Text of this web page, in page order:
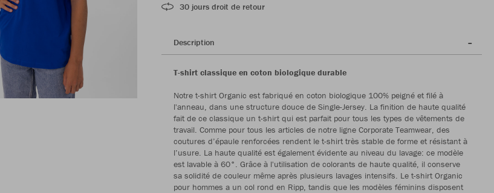
30 jours droit de retour
Description
T-shirt classique en coton biologique durable
Notre t-shirt Organic est fabriqué en coton biologique 100% peigné et filé à
l'anneau, dans une structure douce de Single-Jersey. La finition de haute qualité
fait de ce classique un t-shirt qui est parfait pour tous les types de vêtements de
travail. Comme pour tous les articles de notre ligne Corporate Teamwear, des
coutures d’épaule renforcées rendent le t-shirt très stable de forme et résistant à
l’usure. La haute qualité est également évidente au niveau du lavage: ce modèle
est lavable à 60°. Grâce à l'utilisation de colorants de haute qualité, il conserve
sa solidité de couleur même après plusieurs lavages intensifs. Le t-shirt Organic
pour hommes a un col rond en Ripp, tandis que les modèles féminins disposent